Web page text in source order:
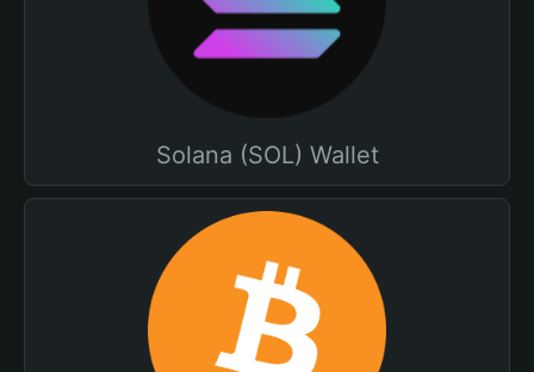
Solana (SOL) Wallet